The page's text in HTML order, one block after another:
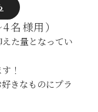
名様用）
た量となってい
！
きなものにプラ